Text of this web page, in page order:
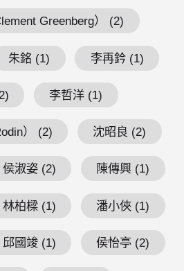
Greenberg） (2)
朱銘 (1) 李再鈐 (1)
李哲洋 (1)
） (2) 沈昭良 (2)
侯淑姿 (2) 陳傳興 (1)
林柏樑 (1) 潘小俠 (1)
邱國竣 (1) 侯怡亭 (2)